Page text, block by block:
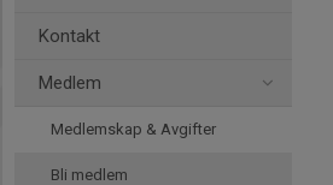
Kontakt
Medlem
Medlemskap & Avgifter
Bli medlem